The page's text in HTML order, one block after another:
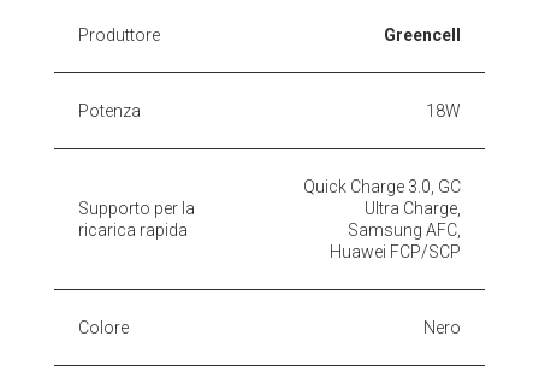
Produttore Greencell
Potenza 18W
Supporto per la
ricarica rapida
Quick Charge 3.0, GC
Ultra Charge,
Samsung AFC,
Huawei FCP/SCP
Colore Nero